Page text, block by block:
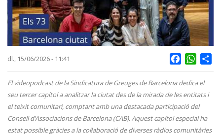
dl., 15/06/2026 - 11:41 Facebook
El videopodcast de la Sindicatura de Greuges de Barcelona dedica el
seu tercer capítol a analitzar la ciutat des de la mirada de les entitats i
el teixit comunitari, comptant amb una destacada participació del
Consell d’Associacions de Barcelona (CAB). Aquest capítol especial ha
estat possible gràcies a la col·laboració de diverses ràdios comunitàries